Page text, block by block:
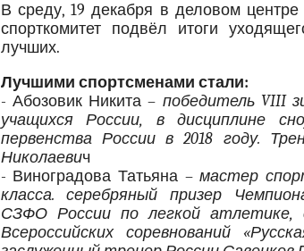
В среду, 19 декабря в деловом центре
спорткомитет подвёл итоги
лучших.
Лучшими спортсменами стали:
- Абозовик Никита – победитель VIII
учащихся России, в дисциплине
первенства России в 2018 году.
Николаевич
- Виноградова Татьяна –мастер
класса. серебряный призер
СЗФО России по легкой атлетике,
Всероссийских соревнований